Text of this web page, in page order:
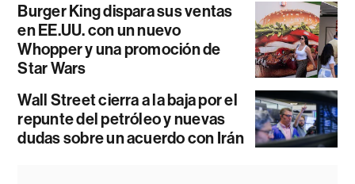
Burger King dispara sus ventas
en EE.UU. con un nuevo
Whopper y una promoción de
Star Wars
Wall Street cierra a la baja por el
repunte del petróleo y nuevas
dudas sobre un acuerdo con Irán